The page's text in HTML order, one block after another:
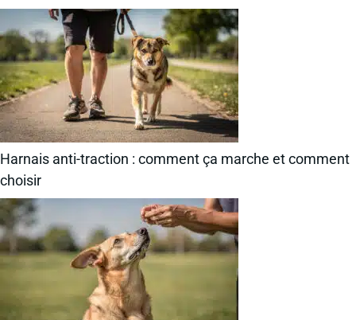
Harnais anti-traction : comment ça marche et comment
choisir